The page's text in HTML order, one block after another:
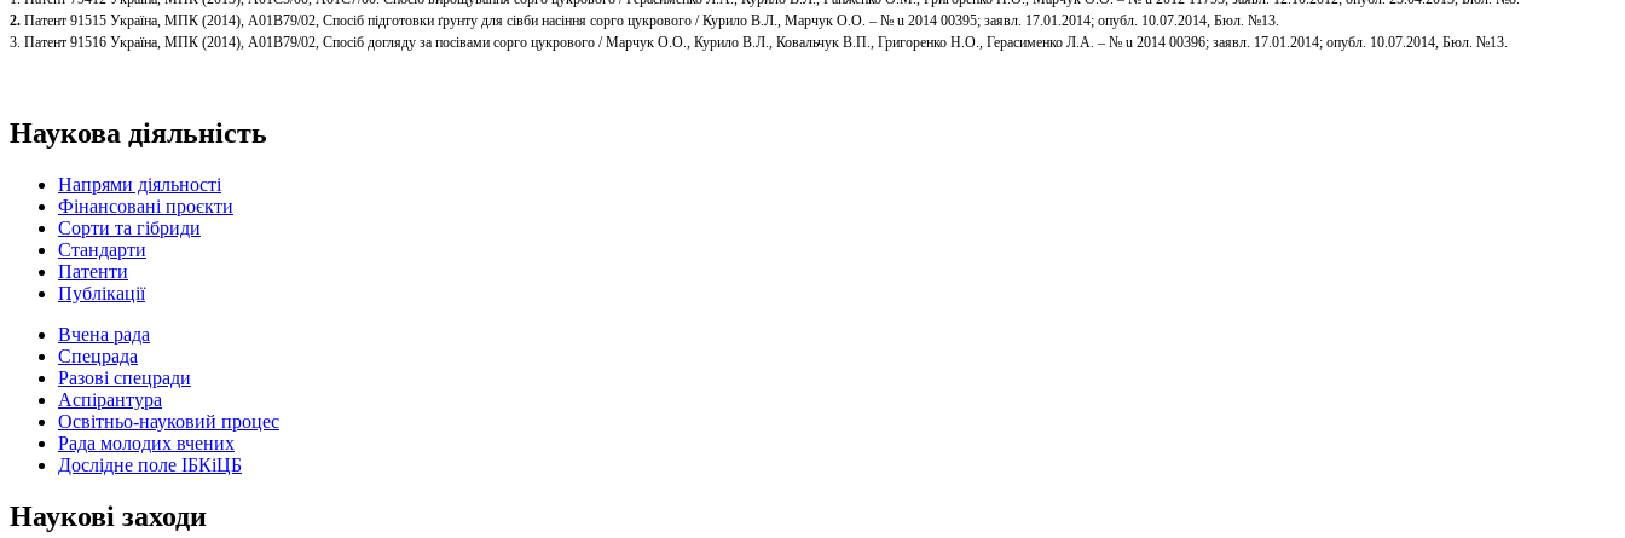
2. Патент 91515 Україна, МПК (2014), А01В79/02, Спосіб підготовки ґрунту для сівби насіння сорго цукрового / Курило В.Л., Марчук О.О. – № u 2014 00395; заявл. 17.01.2014; опубл. 10.07.2014, Бюл. №13.
3. Патент 91516 Україна, МПК (2014), А01В79/02, Спосіб догляду за посівами сорго цукрового / Марчук О.О., Курило В.Л., Ковальчук В.П., Григоренко Н.О., Герасименко Л.А. – № u 2014 00396; заявл. 17.01.2014; опубл. 10.07.2014, Бюл. №13.
Наукова діяльність
Напрями діяльності
Фінансовані проєкти
Сорти та гібриди
Стандарти
Патенти
Публікації
Вчена рада
Спецрада
Разові спецради
Аспірантура
Освітньо-науковий процес
Рада молодих вчених
Дослідне поле ІБКіЦБ
Наукові заходи